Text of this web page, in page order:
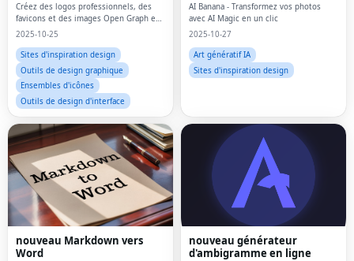
Créez des logos professionnels, des
favicons et des images Open Graph en
quelques secondes.
2025-10-25
Sites d'inspiration design
Outils de design graphique
Ensembles d'icônes
Outils de design d'interface
AI Banana - Transformez vos photos
avec AI Magic en un clic
2025-10-27
Art génératif IA
Sites d'inspiration design
nouveau Markdown vers
Word
nouveau générateur
d'ambigramme en ligne